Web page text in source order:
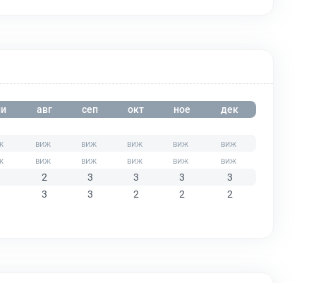
авг сеп окт ное дек
2 3 3 3
3
3
3 2 2 2